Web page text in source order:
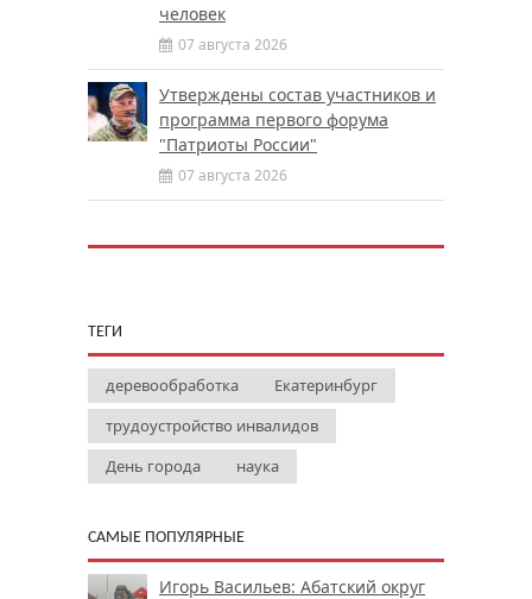
человек
07 августа 2026
Утверждены состав участников и
программа первого форума
"Патриоты России"
07 августа 2026
ТЕГИ
деревообработка
Екатеринбург
трудоустройство инвалидов
День города
наука
САМЫЕ ПОПУЛЯРНЫЕ
Игорь Васильев: Абатский округ